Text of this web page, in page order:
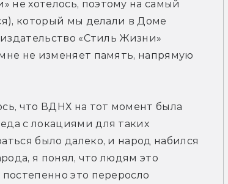
хотелось, поэтому на самый
который мы делали в Доме
издательство «Стиль Жизни»
не изменяет память, напрямую
что ВДНХ на тот момент была
с локациями для таких
было далеко, и народ набился
я понял, что людям это
это переросло